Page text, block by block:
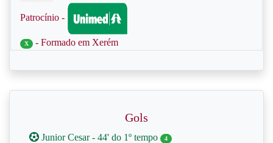
Patrocínio -
X - Formado em Xerém
Gols
Junior Cesar - 44' do 1º tempo 4